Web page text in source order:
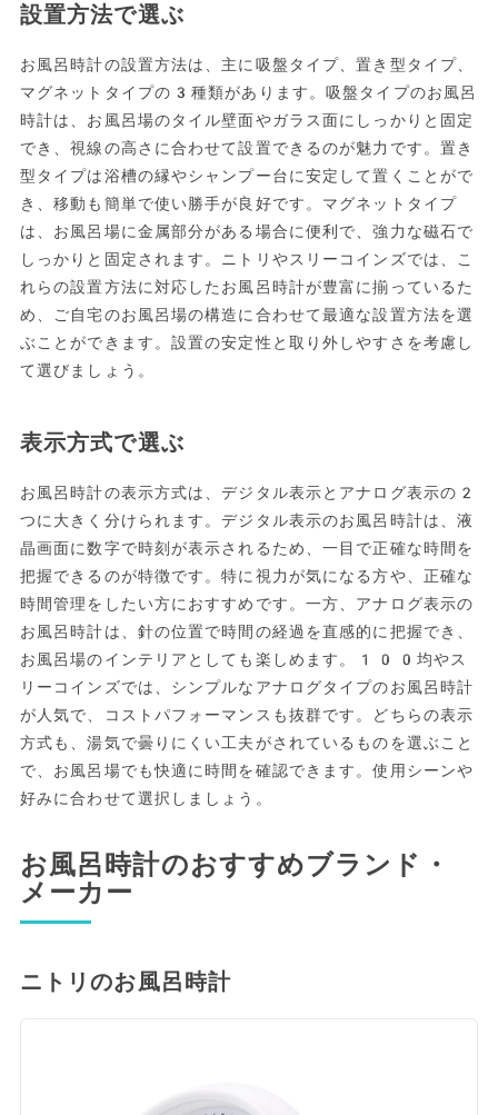
設置方法で選ぶ
お風呂時計の設置方法は、主に吸盤タイプ、置き型タイプ、
マグネットタイプの3種類があります。吸盤タイプのお風呂
時計は、お風呂場のタイル壁面やガラス面にしっかりと固定
でき、視線の高さに合わせて設置できるのが魅力です。置き
型タイプは浴槽の縁やシャンプー台に安定して置くことがで
き、移動も簡単で使い勝手が良好です。マグネットタイプ
は、お風呂場に金属部分がある場合に便利で、強力な磁石で
しっかりと固定されます。ニトリやスリーコインズでは、こ
れらの設置方法に対応したお風呂時計が豊富に揃っているた
め、ご自宅のお風呂場の構造に合わせて最適な設置方法を選
ぶことができます。設置の安定性と取り外しやすさを考慮し
て選びましょう。
表示方式で選ぶ
お風呂時計の表示方式は、デジタル表示とアナログ表示の2
つに大きく分けられます。デジタル表示のお風呂時計は、液
晶画面に数字で時刻が表示されるため、一目で正確な時間を
把握できるのが特徴です。特に視力が気になる方や、正確な
時間管理をしたい方におすすめです。一方、アナログ表示の
お風呂時計は、針の位置で時間の経過を直感的に把握でき、
お風呂場のインテリアとしても楽しめます。100均やス
リーコインズでは、シンプルなアナログタイプのお風呂時計
が人気で、コストパフォーマンスも抜群です。どちらの表示
方式も、湯気で曇りにくい工夫がされているものを選ぶこと
で、お風呂場でも快適に時間を確認できます。使用シーンや
好みに合わせて選択しましょう。
お風呂時計のおすすめブランド・
メーカー
ニトリのお風呂時計